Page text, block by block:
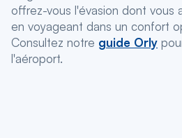
offrez-vous l'évasion dont vous
en voyageant dans un confort
Consultez notre guide Orly
l'aéroport.